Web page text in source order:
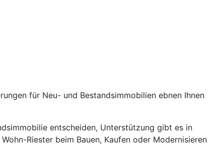
für Neu- und Bestandsimmobilien ebnen Ihnen
entscheiden, Unterstützung gibt es in
Riester beim Bauen, Kaufen oder Modernisieren